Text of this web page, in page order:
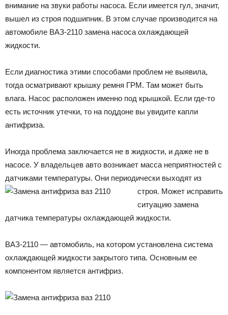
внимание на звуки работы насоса. Если имеется гул, значит,
вышел из строя подшипник. В этом случае производится на
автомобиле ВАЗ-2110 замена насоса охлаждающей
жидкости.
Если диагностика этими способами проблем не выявила,
тогда осматривают крышку ремня ГРМ. Там может быть
влага. Насос расположен именно под крышкой. Если где-то
есть источник утечки, то на поддоне вы увидите капли
антифриза.
Иногда проблема заключается не в жидкости, и даже не в
насосе. У владельцев авто возникает масса неприятностей с
датчиками температуры. Они периодически выходят из
строя. Может исправить
ситуацию замена
датчика температуры охлаждающей жидкости.
ВАЗ-2110 — автомобиль, на котором установлена система
охлаждающей жидкости закрытого типа. Основным ее
компонентом является антифриз.